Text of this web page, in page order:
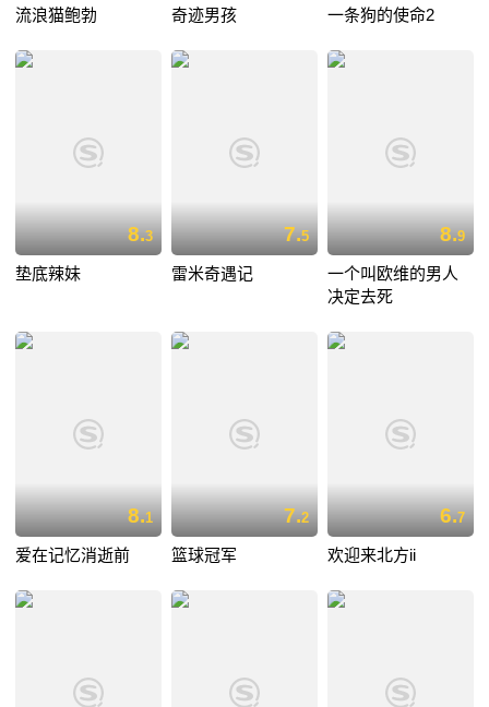
流浪猫鲍勃 奇迹男孩 一条狗的使命2
8.3
垫底辣妹
7.5
雷米奇遇记
8.9
一个叫欧维的男人
决定去死
8.1
爱在记忆消逝前
7.2
篮球冠军
6.7
欢迎来北方ii